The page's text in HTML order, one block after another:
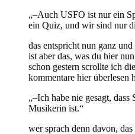
„–Auch USFO ist nur ein
ein Quiz, und wir sind nur
das entspricht nun ganz
ist aber das, was du hier
schon gestern scrollte ich
kommentare hier überlesen
„–Ich habe nie gesagt,
Musikerin ist.“
wer sprach denn davon,